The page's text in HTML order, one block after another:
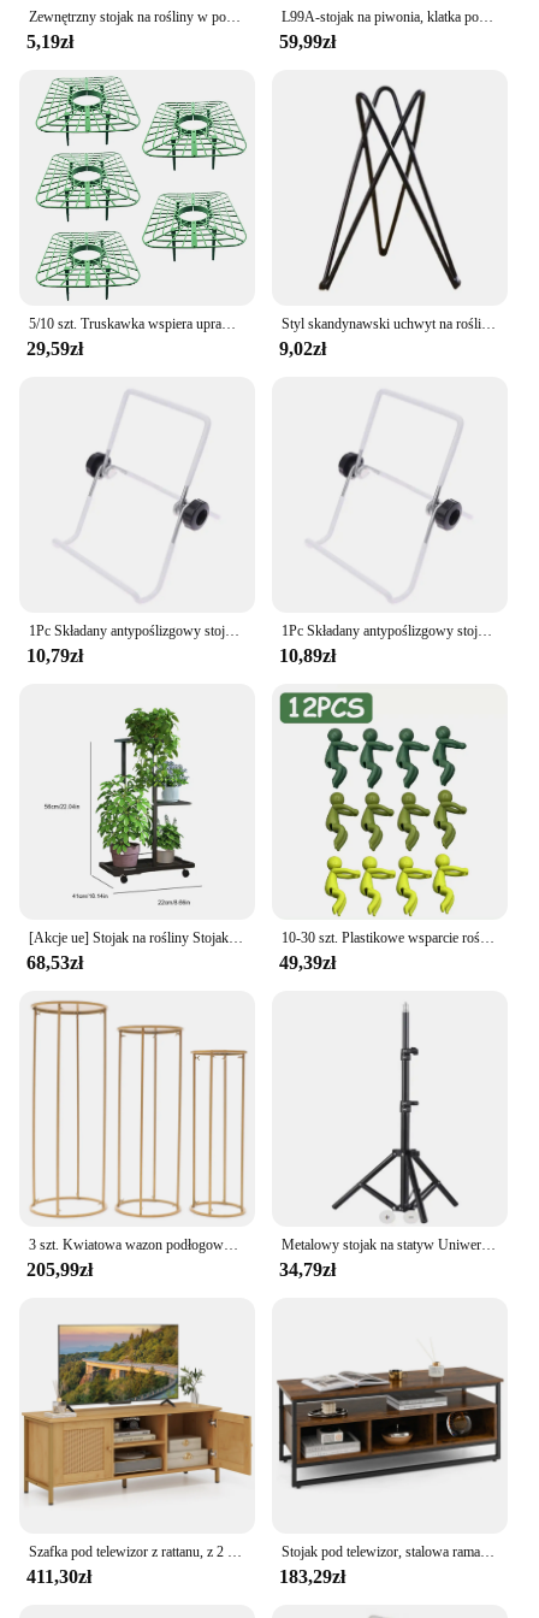
Zewnętrzny stojak na rośliny w pomieszczeniach Stojaki do uprawy truskawek Ochraniacz na rośliny Uchwyt na ramkę do uprawy
5,19zł
L99A-stojak na piwonia, klatka podtrzymująca piwonia, stojak na rośliny, stojak na rośliny, odpowiedni do róż, pomidorów, orzechów
59,99zł
5/10 szt. Truskawka wspiera uprawę wspornik stojaku rosnącego truskawki kwadratowe sadzenie plastikowy stojak narzędzia ogrodnicze
29,59zł
Styl skandynawski uchwyt na rośliny powietrzne metalowy stojak na doniczkę geometryczny żelazny uchwyt Tillandsia wyświetlacz do
9,02zł
10,79zł
1Pc Składany antypoślizgowy stojak na tablet z telefonem Stojak na narzędzia kuchenne Półka Uchwyt do kiełkowania Stojak Uchwyt na słoik z nasionami
10,89zł
68,53zł
10-30 szt. Plastikowe wsparcie roślin rama stos rozmnażanie roślin wsparcie roślin Buddy wsparcie roślin szklarniowych stojak na rośliny hydroponiczne
49,39zł
205,99zł
Metalowy stojak na statyw Uniwersalny uchwyt do projektora z możliwością rozbudowy do interfejsu ze stopu aluminium 1,6 m o regulowanej wysokości do projektora
34,79zł
411,30zł
Stojak pod telewizor, stalowa rama z drewnianym blatem i otwartymi półkami, szafka pod telewizor, prostokątna, szafka pod telewizor, konsola medialna do salonu, 110 x 42,5 x 45 cm
183,29zł